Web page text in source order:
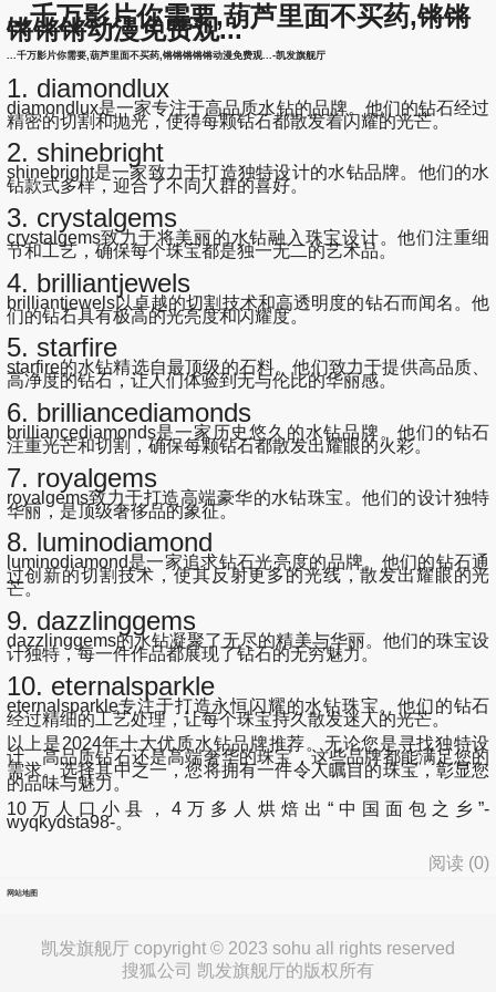
...千万影片你需要,葫芦里面不买药,锵锵
锵锵锵动漫免费观...
...千万影片你需要,葫芦里面不买药,锵锵锵锵锵动漫免费观...-凯发旗舰厅
1. diamondlux
diamondlux是一家专注于高品质水钻的品牌。他们的钻石经过
精密的切割和抛光，使得每颗钻石都散发着闪耀的光芒。
2. shinebright
shinebright是一家致力于打造独特设计的水钻品牌。他们的水
钻款式多样，迎合了不同人群的喜好。
3. crystalgems
crystalgems致力于将美丽的水钻融入珠宝设计。他们注重细
节和工艺，确保每个珠宝都是独一无二的艺术品。
4. brilliantjewels
brilliantjewels以卓越的切割技术和高透明度的钻石而闻名。他
们的钻石具有极高的光亮度和闪耀度。
5. starfire
starfire的水钻精选自最顶级的石料。他们致力于提供高品质、
高净度的钻石，让人们体验到无与伦比的华丽感。
6. brilliancediamonds
brilliancediamonds是一家历史悠久的水钻品牌。他们的钻石
注重光芒和切割，确保每颗钻石都散发出耀眼的火彩。
7. royalgems
royalgems致力于打造高端豪华的水钻珠宝。他们的设计独特
华丽，是顶级奢侈品的象征。
8. luminodiamond
luminodiamond是一家追求钻石光亮度的品牌。他们的钻石通
过创新的切割技术，使其反射更多的光线，散发出耀眼的光
芒。
9. dazzlinggems
dazzlinggems的水钻凝聚了无尽的精美与华丽。他们的珠宝设
计独特，每一件作品都展现了钻石的无穷魅力。
10. eternalsparkle
eternalsparkle专注于打造永恒闪耀的水钻珠宝。他们的钻石
经过精细的工艺处理，让每个珠宝持久散发迷人的光芒。
以上是2024年十大优质水钻品牌推荐。无论您是寻找独特设
计、高品质钻石还是高端奢华的珠宝，这些品牌都能满足您的
需求。选择其中之一，您将拥有一件令人瞩目的珠宝，彰显您
的品味与魅力。
10万人口小县，4万多人烘焙出“中国面包之乡”-
wyqkydsta98-。
阅读 (0)
网站地图
凯发旗舰厅 copyright © 2023 sohu all rights reserved
搜狐公司 凯发旗舰厅的版权所有